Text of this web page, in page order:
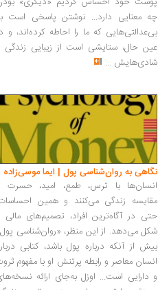
چه معنایی دارد... نوشتن پاسخی است
بی‌عدالتی‌هایی که ما را احاطه کرده‌اند، و
عین حال، ستایشی است از زیبایی زندگی
شادی‌هایش ...
نگاهی به روان‌شناسی پول | ایما موسی‌زاده
انسان‌ها با ترس، طمع، امید، حسرت
مقایسه زندگی می‌کنند و همین
حتی در آگاه‌ترین افراد، تصمیم‌های مالی
شکل می‌دهد. از این منظر، «روان‌شناسی
بیش از آنکه درباره پول باشد، کتابی
انسان معاصر و رابطه پرتنش او با مفهوم
و دارایی است... اوزل به‌جای ارائه